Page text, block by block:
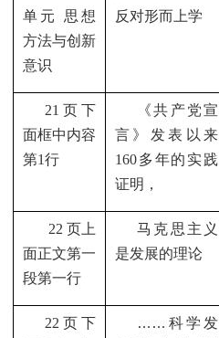
单元 思想
方法与创新
意识
反对形而上学
21 页下
面框中内容
第1行
《共产党宣
言》发表以来
160多年的实践
证明，
22 页上
面正文第一
段第一行
马克思主义
是发展的理论
22 页下
…… 科学发